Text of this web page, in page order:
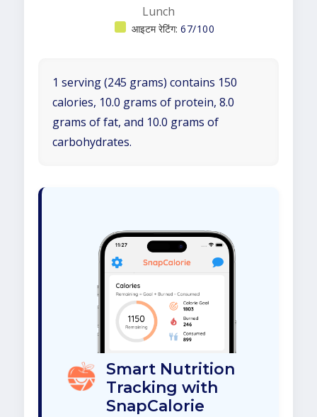
Lunch
आइटम रेटिंग: 67/100
1 serving (245 grams) contains 150
calories, 10.0 grams of protein, 8.0
grams of fat, and 10.0 grams of
carbohydrates.
Smart Nutrition
Tracking with
SnapCalorie